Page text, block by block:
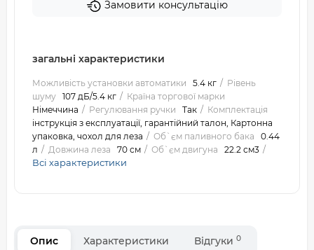
Замовити консультацію
загальні характеристики
Можливість установки автоматики 5.4 кг
Рівень
шуму 107 дБ/5.4 кг
Країна торгової марки
Німеччина
Регулювання ручки Так
Комплектація
інструкція з експлуатації, гарантійний талон, Картонна
упаковка, чохол для леза
Об`єм паливного бака
0.44
л
Довжина леза 70 см Об`єм двигуна 22.2 см3
Всі характеристики
Опис Характеристики Відгуки 0